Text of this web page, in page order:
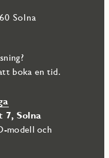
familjevänligt
Fina parker,
samt Strawberry arena
butiker samt
Solna
boka en tid.
7, Solna
modell och